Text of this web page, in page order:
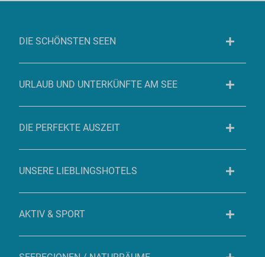
DIE SCHÖNSTEN SEEN
URLAUB UND UNTERKÜNFTE AM SEE
DIE PERFEKTE AUSZEIT
UNSERE LIEBLINGSHOTELS
AKTIV & SPORT